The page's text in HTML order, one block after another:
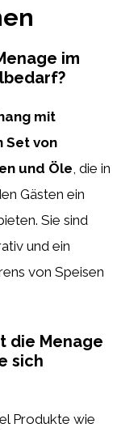
im
mit
Set von
und Öle, die in
Gästen ein
Sie sind
und ein
von Speisen
die Menage
sich
Produkte wie